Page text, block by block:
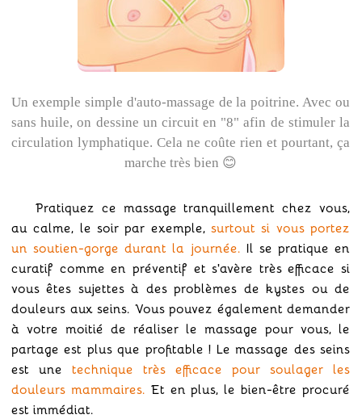
Un exemple simple d'auto-massage de la poitrine. Avec ou
sans huile, on dessine un circuit en "8" afin de stimuler la
circulation lymphatique. Cela ne coûte rien et pourtant, ça
marche très bien 😊
Pratiquez ce massage tranquillement chez vous,
au calme, le soir par exemple,surtout si vous portez
un soutien-gorge durant la journée. Il se pratique en
curatif comme en préventif et s'avère très efficace si
vous êtes sujettes à des problèmes de kystes ou de
douleurs aux seins. Vous pouvez également demander
à votre moitié de réaliser le massage pour vous, le
partage est plus que profitable ! Le massage des seins
est une technique très efficace pour soulager les
douleurs mammaires. Et en plus, le bien-être procuré
est immédiat.